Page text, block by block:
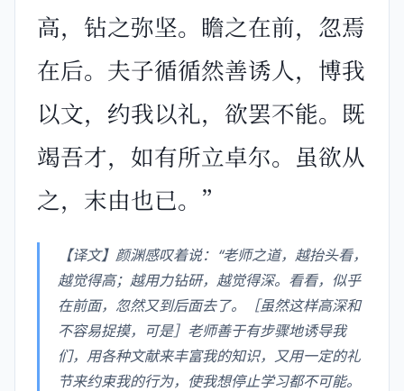
高，钻之弥坚。瞻之在前，忽焉
在后。夫子循循然善诱人，博我
以文，约我以礼，欲罢不能。既
竭吾才，如有所立卓尔。虽欲从
之，末由也已。”
【译文】颜渊感叹着说：“老师之道，越抬头看，
越觉得高；越用力钻研，越觉得深。看看，似乎
在前面，忽然又到后面去了。［虽然这样高深和
不容易捉摸，可是］老师善于有步骤地诱导我
们，用各种文献来丰富我的知识，又用一定的礼
节来约束我的行为，使我想停止学习都不可能。